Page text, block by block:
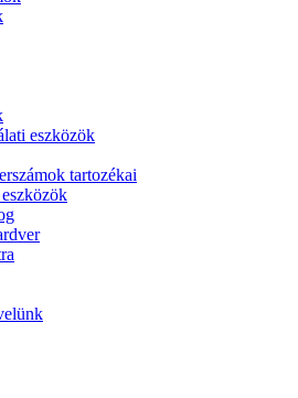
eszközök
tartozékai